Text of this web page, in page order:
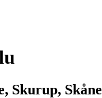
Skurup, Skåne